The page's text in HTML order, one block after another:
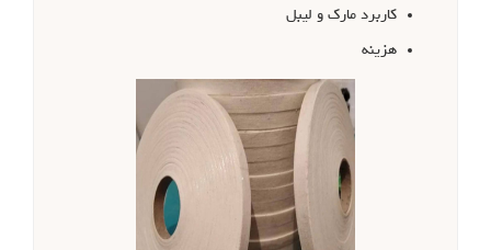
کاربرد مارک و لیبل
هزینه